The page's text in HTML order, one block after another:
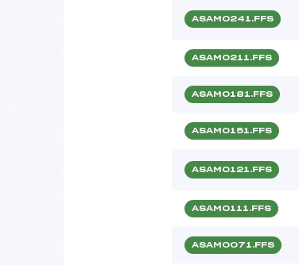
ASAM0241.FFS
ASAM0211.FFS
ASAM0181.FFS
ASAM0151.FFS
ASAM0121.FFS
ASAM0111.FFS
ASAM0071.FFS